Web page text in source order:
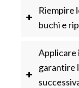
Riempire
buchi e
Applicare
garantire